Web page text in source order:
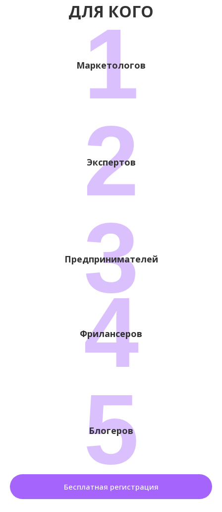
ДЛЯ КОГО
Маркетологов
1
Экспертов
2
Предпринимателей
3
Фрилансеров
4
Блогеров
5
Бесплатная регистрация